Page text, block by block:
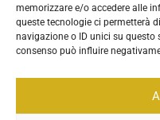
memorizzare e/o accedere alle
queste tecnologie ci permetterà
navigazione o ID unici su questo
consenso può influire